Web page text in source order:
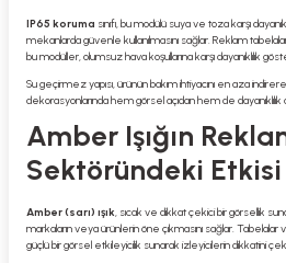
IP65 koruma sınıfı, bu modülü suya ve toza karşı
mekanlarda güvenle kullanılmasını sağlar. Reklam
bu modüller, olumsuz hava koşullarına karşı dayanıklılık
Su geçirmez yapısı, ürünün bakım ihtiyacını en aza
dekorasyonlarında hem görsel açıdan hem de
Amber Işığın
Sektöründeki Etkisi
Amber (sarı) ışık, sıcak ve dikkat çekici bir görsellik
markaların veya ürünlerin öne çıkmasını sağlar.
güçlü bir görsel etkileyicilik sunarak izleyicilerin dikkatini